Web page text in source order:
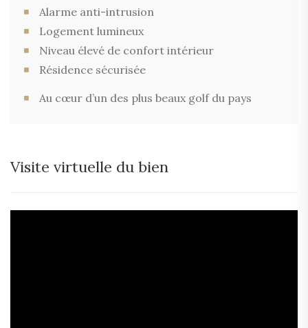
Alarme anti-intrusion
Logement lumineux
Niveau élevé de confort intérieur
Résidence sécurisée
Au cœur d’un des plus beaux golf du pays
Visite virtuelle du bien